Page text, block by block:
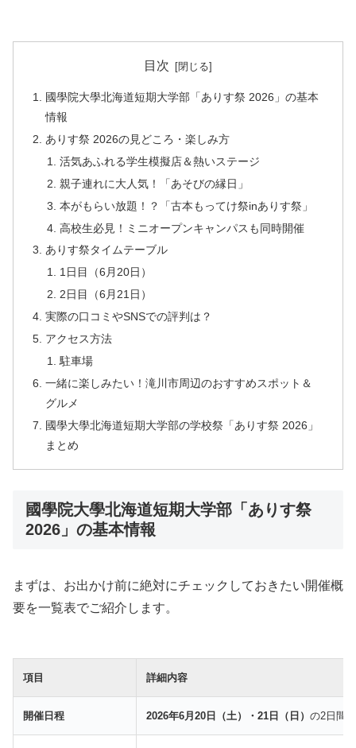
目次
國學院大學北海道短期大学部「ありす祭 2026」の基本
情報
ありす祭 2026の見どころ・楽しみ方
活気あふれる学生模擬店＆熱いステージ
親子連れに大人気！「あそびの縁日」
本がもらい放題！？「古本もってけ祭inありす祭」
高校生必見！ミニオープンキャンパスも同時開催
ありす祭タイムテーブル
1日目（6月20日）
2日目（6月21日）
実際の口コミやSNSでの評判は？
アクセス方法
駐車場
一緒に楽しみたい！滝川市周辺のおすすめスポット＆
グルメ
國學大學北海道短期大学部の学校祭「ありす祭 2026」
まとめ
國學院大學北海道短期大学部「ありす祭
2026」の基本情報
まずは、お出かけ前に絶対にチェックしておきたい開催概
要を一覧表でご紹介します。
項目 詳細内容
開催日程 2026年6月20日（土）・21日（日） の2日間